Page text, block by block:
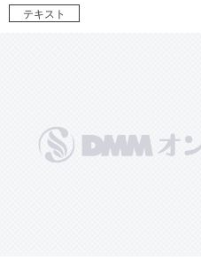
テキスト